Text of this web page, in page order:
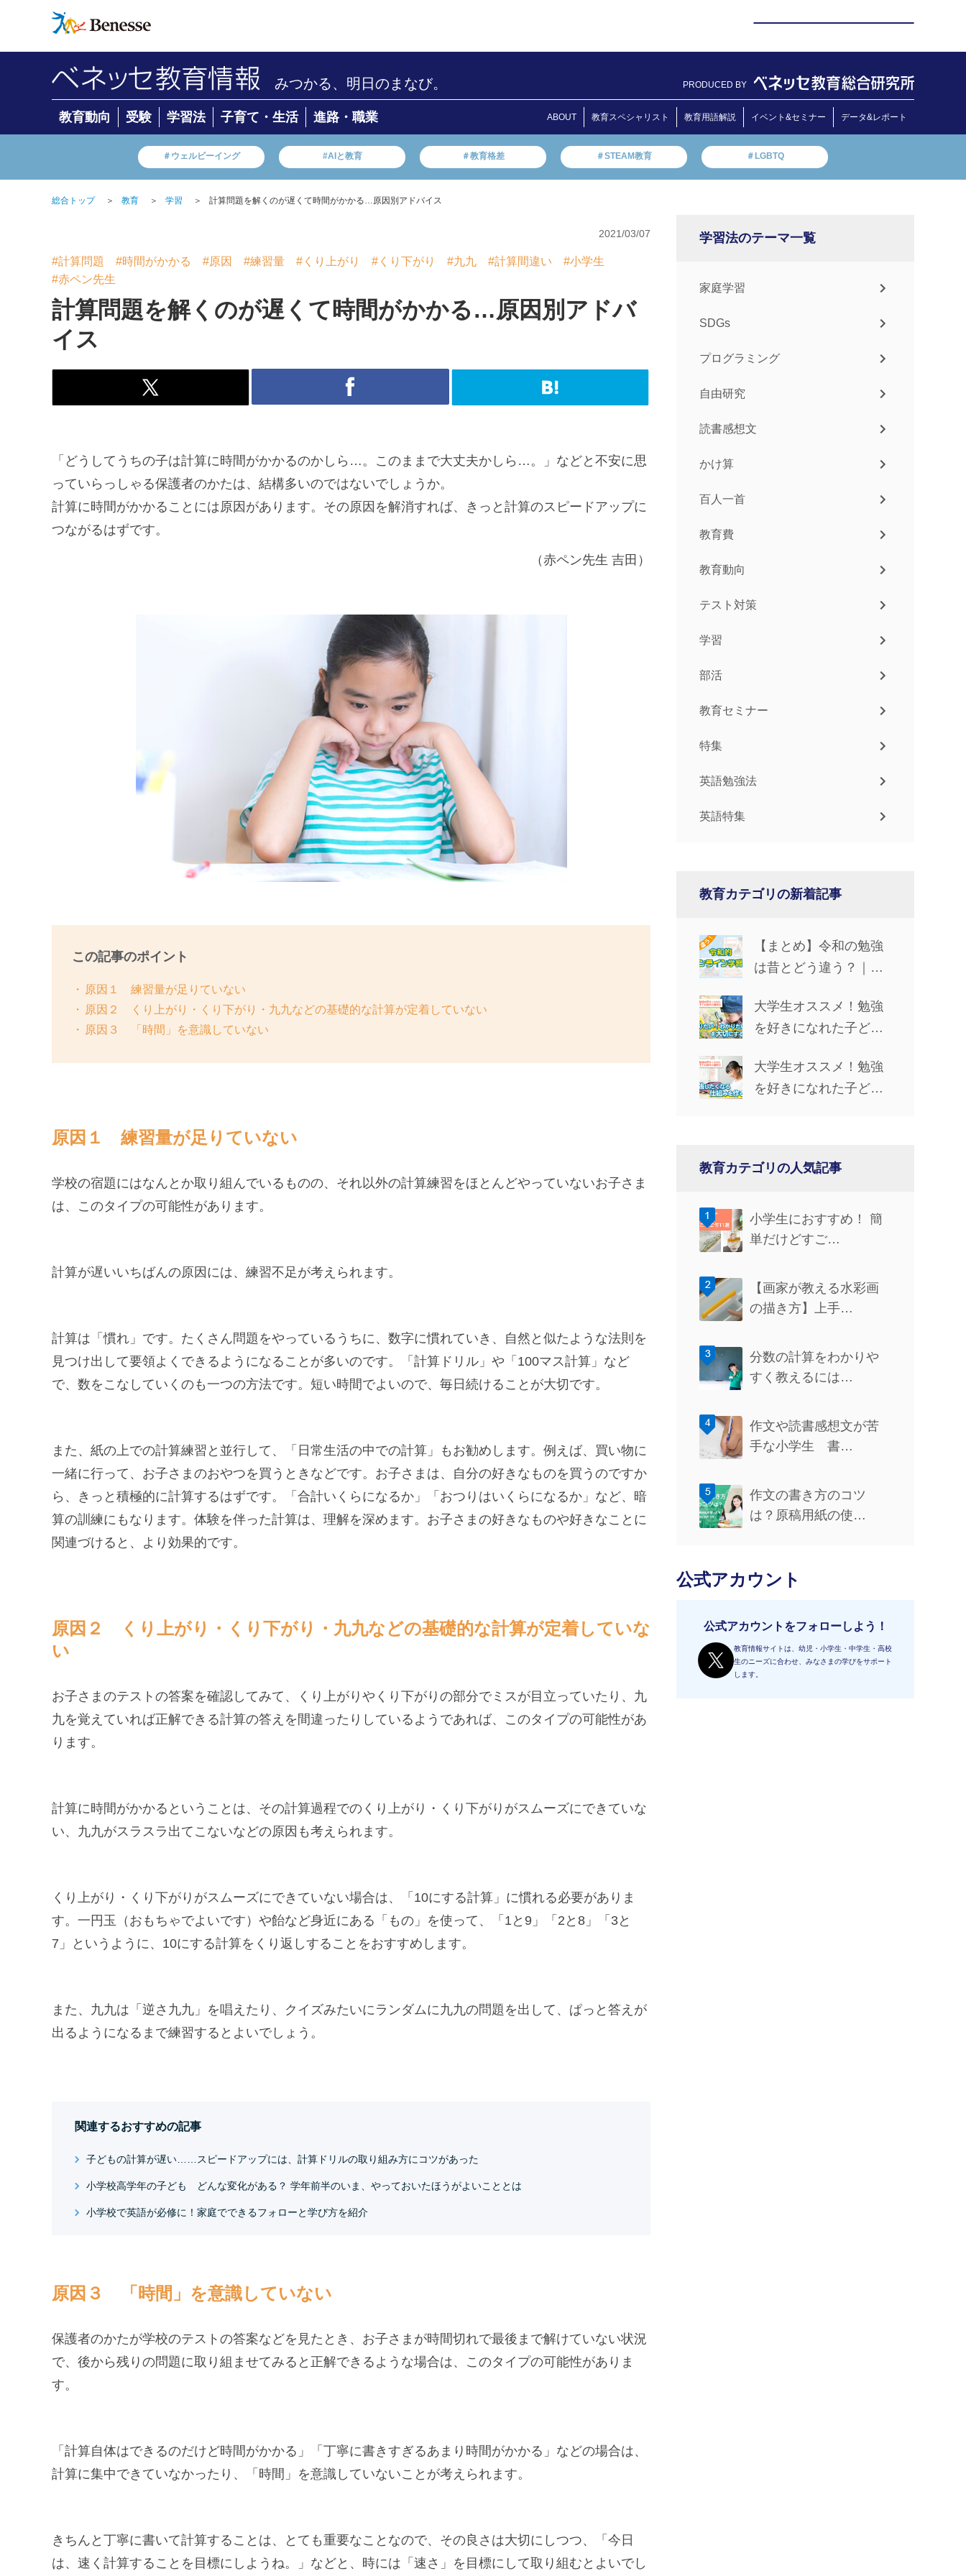
みつかる、明日のまなび。 PRODUCED BY
教育動向 受験 学習法 子育て・生活 進路・職業 ABOUT 教育スペシャリスト 教育用語解説 イベント&セミナー データ&レポート
＃ウェルビーイング #AIと教育 ＃教育格差 ＃STEAM教育 ＃LGBTQ
総合トップ ＞ 教育 ＞ 学習 ＞ 計算問題を解くのが遅くて時間がかかる…原因別アドバイス
2021/03/07
#計算問題 #時間がかかる #原因 #練習量 #くり上がり #くり下がり #九九 #計算間違い
#小学生
#赤ペン先生
計算問題を解くのが遅くて時間がかかる…原因別アドバ
イス
「どうしてうちの子は計算に時間がかかるのかしら…。このままで大丈夫かしら…。」などと不安に思
っていらっしゃる保護者のかたは、結構多いのではないでしょうか。
計算に時間がかかることには原因があります。その原因を解消すれば、きっと計算のスピードアップに
つながるはずです。
（赤ペン先生 吉田）
この記事のポイント
原因１ 練習量が足りていない
原因２ くり上がり・くり下がり・九九などの基礎的な計算が定着していない
原因３ 「時間」を意識していない
原因１ 練習量が足りていない
学校の宿題にはなんとか取り組んでいるものの、それ以外の計算練習をほとんどやっていないお子さま
は、このタイプの可能性があります。
計算が遅いいちばんの原因には、練習不足が考えられます。
計算は「慣れ」です。たくさん問題をやっているうちに、数字に慣れていき、自然と似たような法則を
見つけ出して要領よくできるようになることが多いのです。「計算ドリル」や「100マス計算」など
で、数をこなしていくのも一つの方法です。短い時間でよいので、毎日続けることが大切です。
また、紙の上での計算練習と並行して、「日常生活の中での計算」もお勧めします。例えば、買い物に
一緒に行って、お子さまのおやつを買うときなどです。お子さまは、自分の好きなものを買うのですか
ら、きっと積極的に計算するはずです。「合計いくらになるか」「おつりはいくらになるか」など、暗
算の訓練にもなります。体験を伴った計算は、理解を深めます。お子さまの好きなものや好きなことに
関連づけると、より効果的です。
原因２ くり上がり・くり下がり・九九などの基礎的な計算が定着していな
い
お子さまのテストの答案を確認してみて、くり上がりやくり下がりの部分でミスが目立っていたり、九
九を覚えていれば正解できる計算の答えを間違ったりしているようであれば、このタイプの可能性があ
ります。
計算に時間がかかるということは、その計算過程でのくり上がり・くり下がりがスムーズにできていな
い、九九がスラスラ出てこないなどの原因も考えられます。
くり上がり・くり下がりがスムーズにできていない場合は、「10にする計算」に慣れる必要がありま
す。一円玉（おもちゃでよいです）や飴など身近にある「もの」を使って、「1と9」「2と8」「3と
7」というように、10にする計算をくり返しすることをおすすめします。
また、九九は「逆さ九九」を唱えたり、クイズみたいにランダムに九九の問題を出して、ぱっと答えが
出るようになるまで練習するとよいでしょう。
関連するおすすめの記事
子どもの計算が遅い……スピードアップには、計算ドリルの取り組み方にコツがあった
小学校高学年の子ども どんな変化がある？ 学年前半のいま、やっておいたほうがよいこととは
小学校で英語が必修に！家庭でできるフォローと学び方を紹介
原因３ 「時間」を意識していない
保護者のかたが学校のテストの答案などを見たとき、お子さまが時間切れで最後まで解けていない状況
で、後から残りの問題に取り組ませてみると正解できるような場合は、このタイプの可能性がありま
す。
「計算自体はできるのだけど時間がかかる」「丁寧に書きすぎるあまり時間がかかる」などの場合は、
計算に集中できていなかったり、「時間」を意識していないことが考えられます。
きちんと丁寧に書いて計算することは、とても重要なことなので、その良さは大切にしつつ、「今日
は、速く計算することを目標にしようね。」などと、時には「速さ」を目標にして取り組むとよいでし
学習法のテーマ一覧
家庭学習
SDGs
プログラミング
自由研究
読書感想文
かけ算
百人一首
教育費
教育動向
テスト対策
学習
部活
教育セミナー
特集
英語勉強法
英語特集
教育カテゴリの新着記事
【まとめ】令和の勉強
は昔とどう違う？｜学
仲間とのつながりを解
説
大学生オススメ！勉強
を好きになれた子ども
たい！』『わかりた
い！』を大切にする」
大学生オススメ！勉強
を好きになれた子ども
教育カテゴリの人気記事
小学生におすすめ！ 簡
単だけどすご…
【画家が教える水彩画
の描き方】上手…
分数の計算をわかりや
すく教えるには…
作文や読書感想文が苦
手な小学生 書…
作文の書き方のコツ
は？原稿用紙の使…
公式アカウント
公式アカウントをフォローしよう！
教育情報サイトは、幼児・小学生・中学生・高校
生のニーズに合わせ、みなさまの学びをサポート
します。